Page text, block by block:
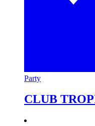
Party
CLUB